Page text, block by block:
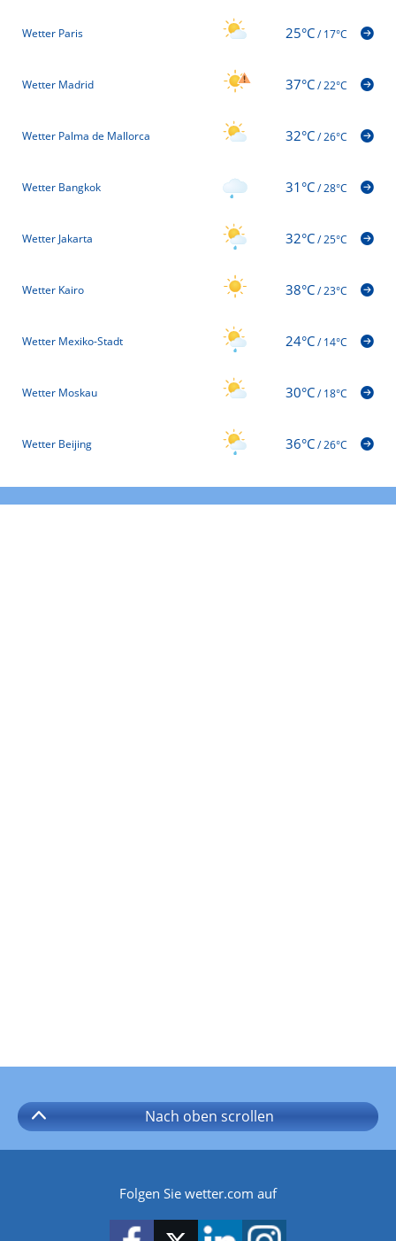
Wetter Paris 25°C/17°C
Wetter Madrid 37°C/22°C
Wetter Palma de Mallorca 32°C/26°C
Wetter Bangkok 31°C/28°C
Wetter Jakarta 32°C/25°C
Wetter Kairo 38°C/23°C
Wetter Mexiko-Stadt 24°C/14°C
Wetter Moskau 30°C/18°C
Wetter Beijing 36°C/26°C
Nach oben scrollen
Folgen Sie wetter.com auf